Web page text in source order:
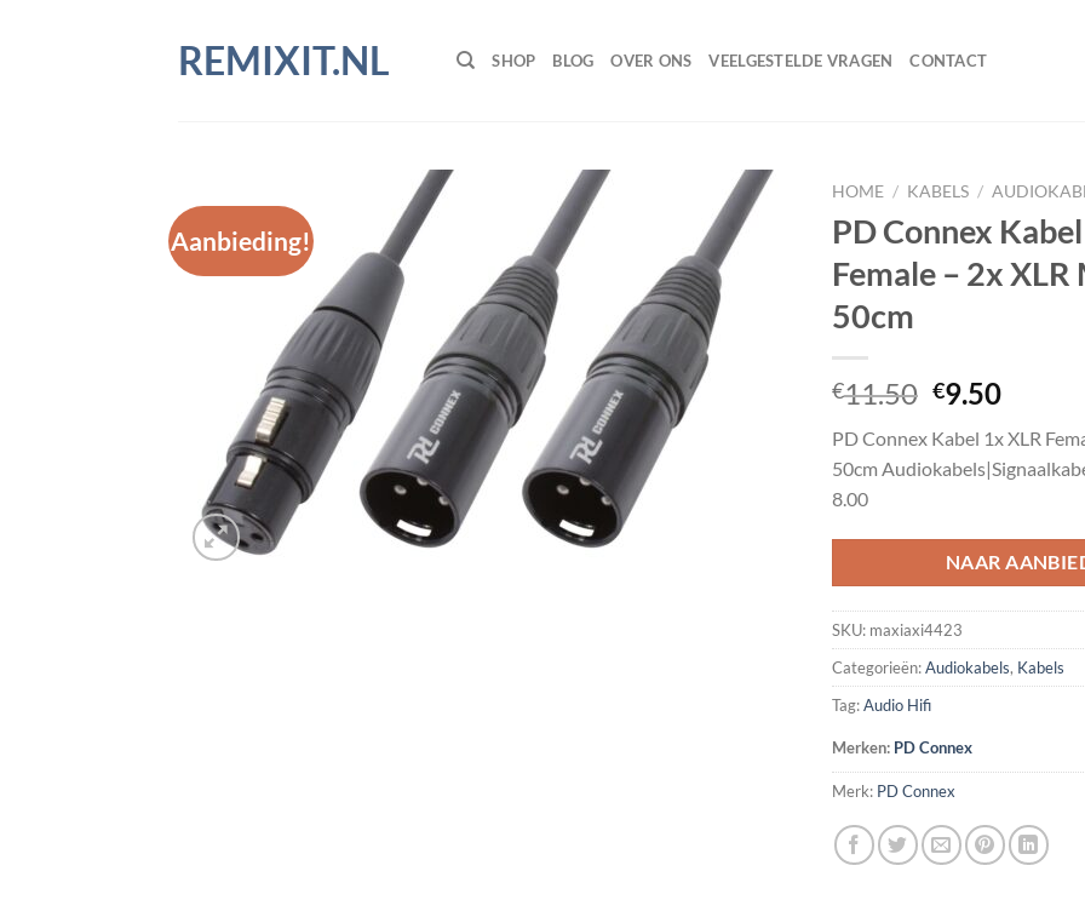
REMIXIT.NL SHOP BLOG OVER ONS VEELGESTELDE VRAGEN CONTACT
Aanbieding!
Toevoegen
wenslijst
HOME / KABELS /
PD Connex
Female – 2x XLR
50cm
€11.50
was:
€11.50.
€9.50Huidige
is:
€9.50.
PD Connex Kabel 1x XLR
50cm
8.00
NAAR
SKU: maxiaxi4423
Categorieën:Audiokabels, Kabels
Tag:Audio Hifi
Merken: PD Connex
Merk: PD Connex